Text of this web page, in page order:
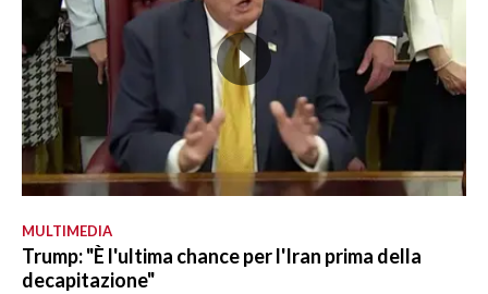
MULTIMEDIA
Trump: "È l'ultima chance per l'Iran prima della
decapitazione"